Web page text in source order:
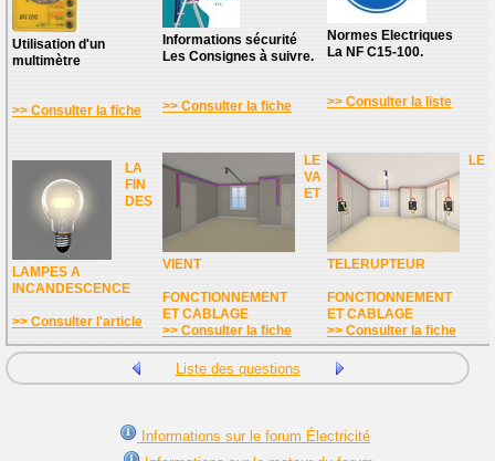
Utilisation d'un
multimètre
>> Consulter la fiche
Informations sécurité
Les Consignes à suivre.
>> Consulter la fiche
Normes Electriques
La NF C15-100.
>> Consulter la liste
LA
FIN
DES
LAMPES A
INCANDESCENCE
>> Consulter l'article
LE
VA
ET
VIENT
FONCTIONNEMENT
ET CABLAGE
>> Consulter la fiche
LE
TELERUPTEUR
FONCTIONNEMENT
ET CABLAGE
>> Consulter la fiche
Liste des questions
Informations sur le forum Électricité